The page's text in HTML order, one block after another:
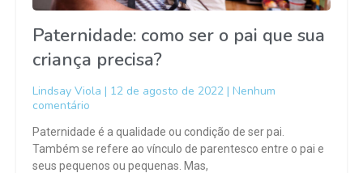
Paternidade: como ser o pai que sua
criança precisa?
Lindsay Viola 12 de agosto de 2022
Nenhum
comentário
Paternidade é a qualidade ou condição de ser pai.
Também se refere ao vínculo de parentesco entre o pai e
seus pequenos ou pequenas. Mas,